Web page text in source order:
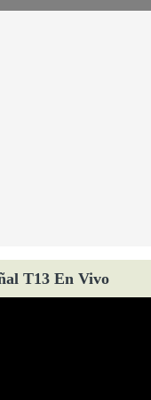
T13 En Vivo